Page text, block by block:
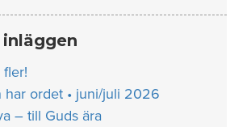
inläggen
har ordet • juni/juli 2026
– till Guds ära